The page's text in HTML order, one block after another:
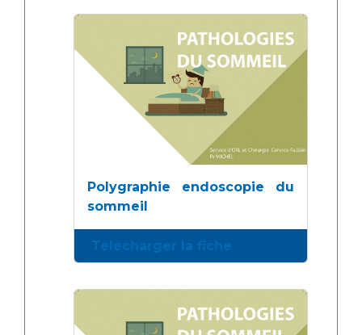
Polygraphie endoscopie du
sommeil
Télécharger la fiche